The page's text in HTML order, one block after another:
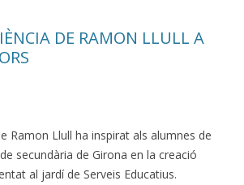
DE RAMON LLULL A
Ramon Llull ha inspirat als alumnes de
secundària de Girona en la creació
al jardí de Serveis Educatius.